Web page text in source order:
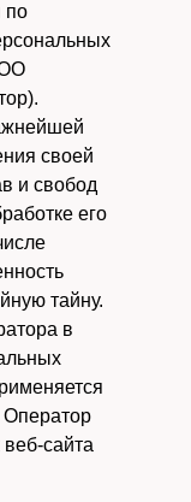
по
своей
и свобод
его
тайну.
в
Оператор
веб-сайта